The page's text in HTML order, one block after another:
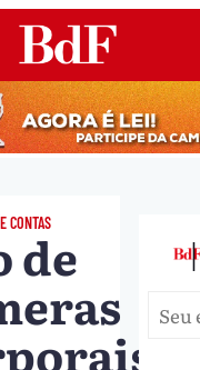
CONTAS
de |